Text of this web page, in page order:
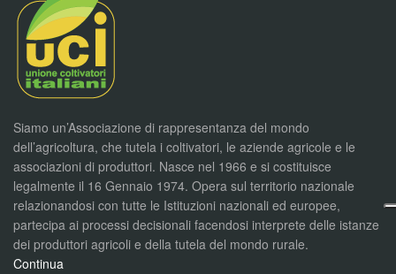
Siamo un’Associazione di rappresentanza del mondo
dell’agricoltura, che tutela i coltivatori, le aziende agricole e le
associazioni di produttori. Nasce nel 1966 e si costituisce
legalmente il 16 Gennaio 1974. Opera sul territorio nazionale
relazionandosi con tutte le Istituzioni nazionali ed europee,
partecipa ai processi decisionali facendosi interprete delle istanze
dei produttori agricoli e della tutela del mondo rurale.
Continua